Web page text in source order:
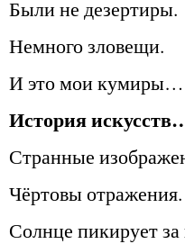
Были не дезертиры.
Немного зловещи.
И это мои кумиры…
История
Странные
Чёртовы отражения.
Солнце пикирует за